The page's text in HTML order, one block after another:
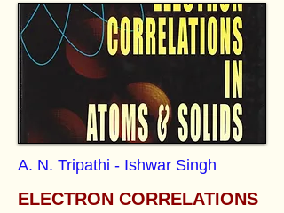
A. N. Tripathi - Ishwar Singh
ELECTRON CORRELATIONS